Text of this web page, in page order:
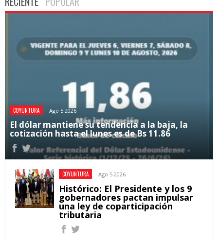
COYUNTURA Ago 5 2026
El dólar mantiene su tendencia a la baja, la
cotización hasta el lunes es de Bs 11.86
COYUNTURA Ago 5 2026
Histórico: El Presidente y los 9
gobernadores pactan impulsar
una ley de coparticipación
tributaria